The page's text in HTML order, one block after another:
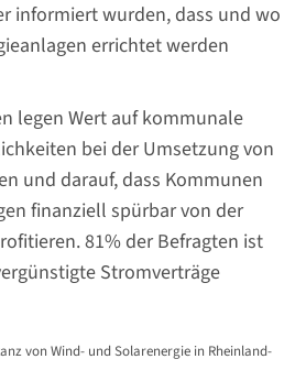
informiert wurden, dass und wo
errichtet werden
legen Wert auf kommunale
bei der Umsetzung von
und darauf, dass Kommunen
finanziell spürbar von der
81% der Befragten ist
Stromverträge
von Wind- und Solarenergie in Rheinland-